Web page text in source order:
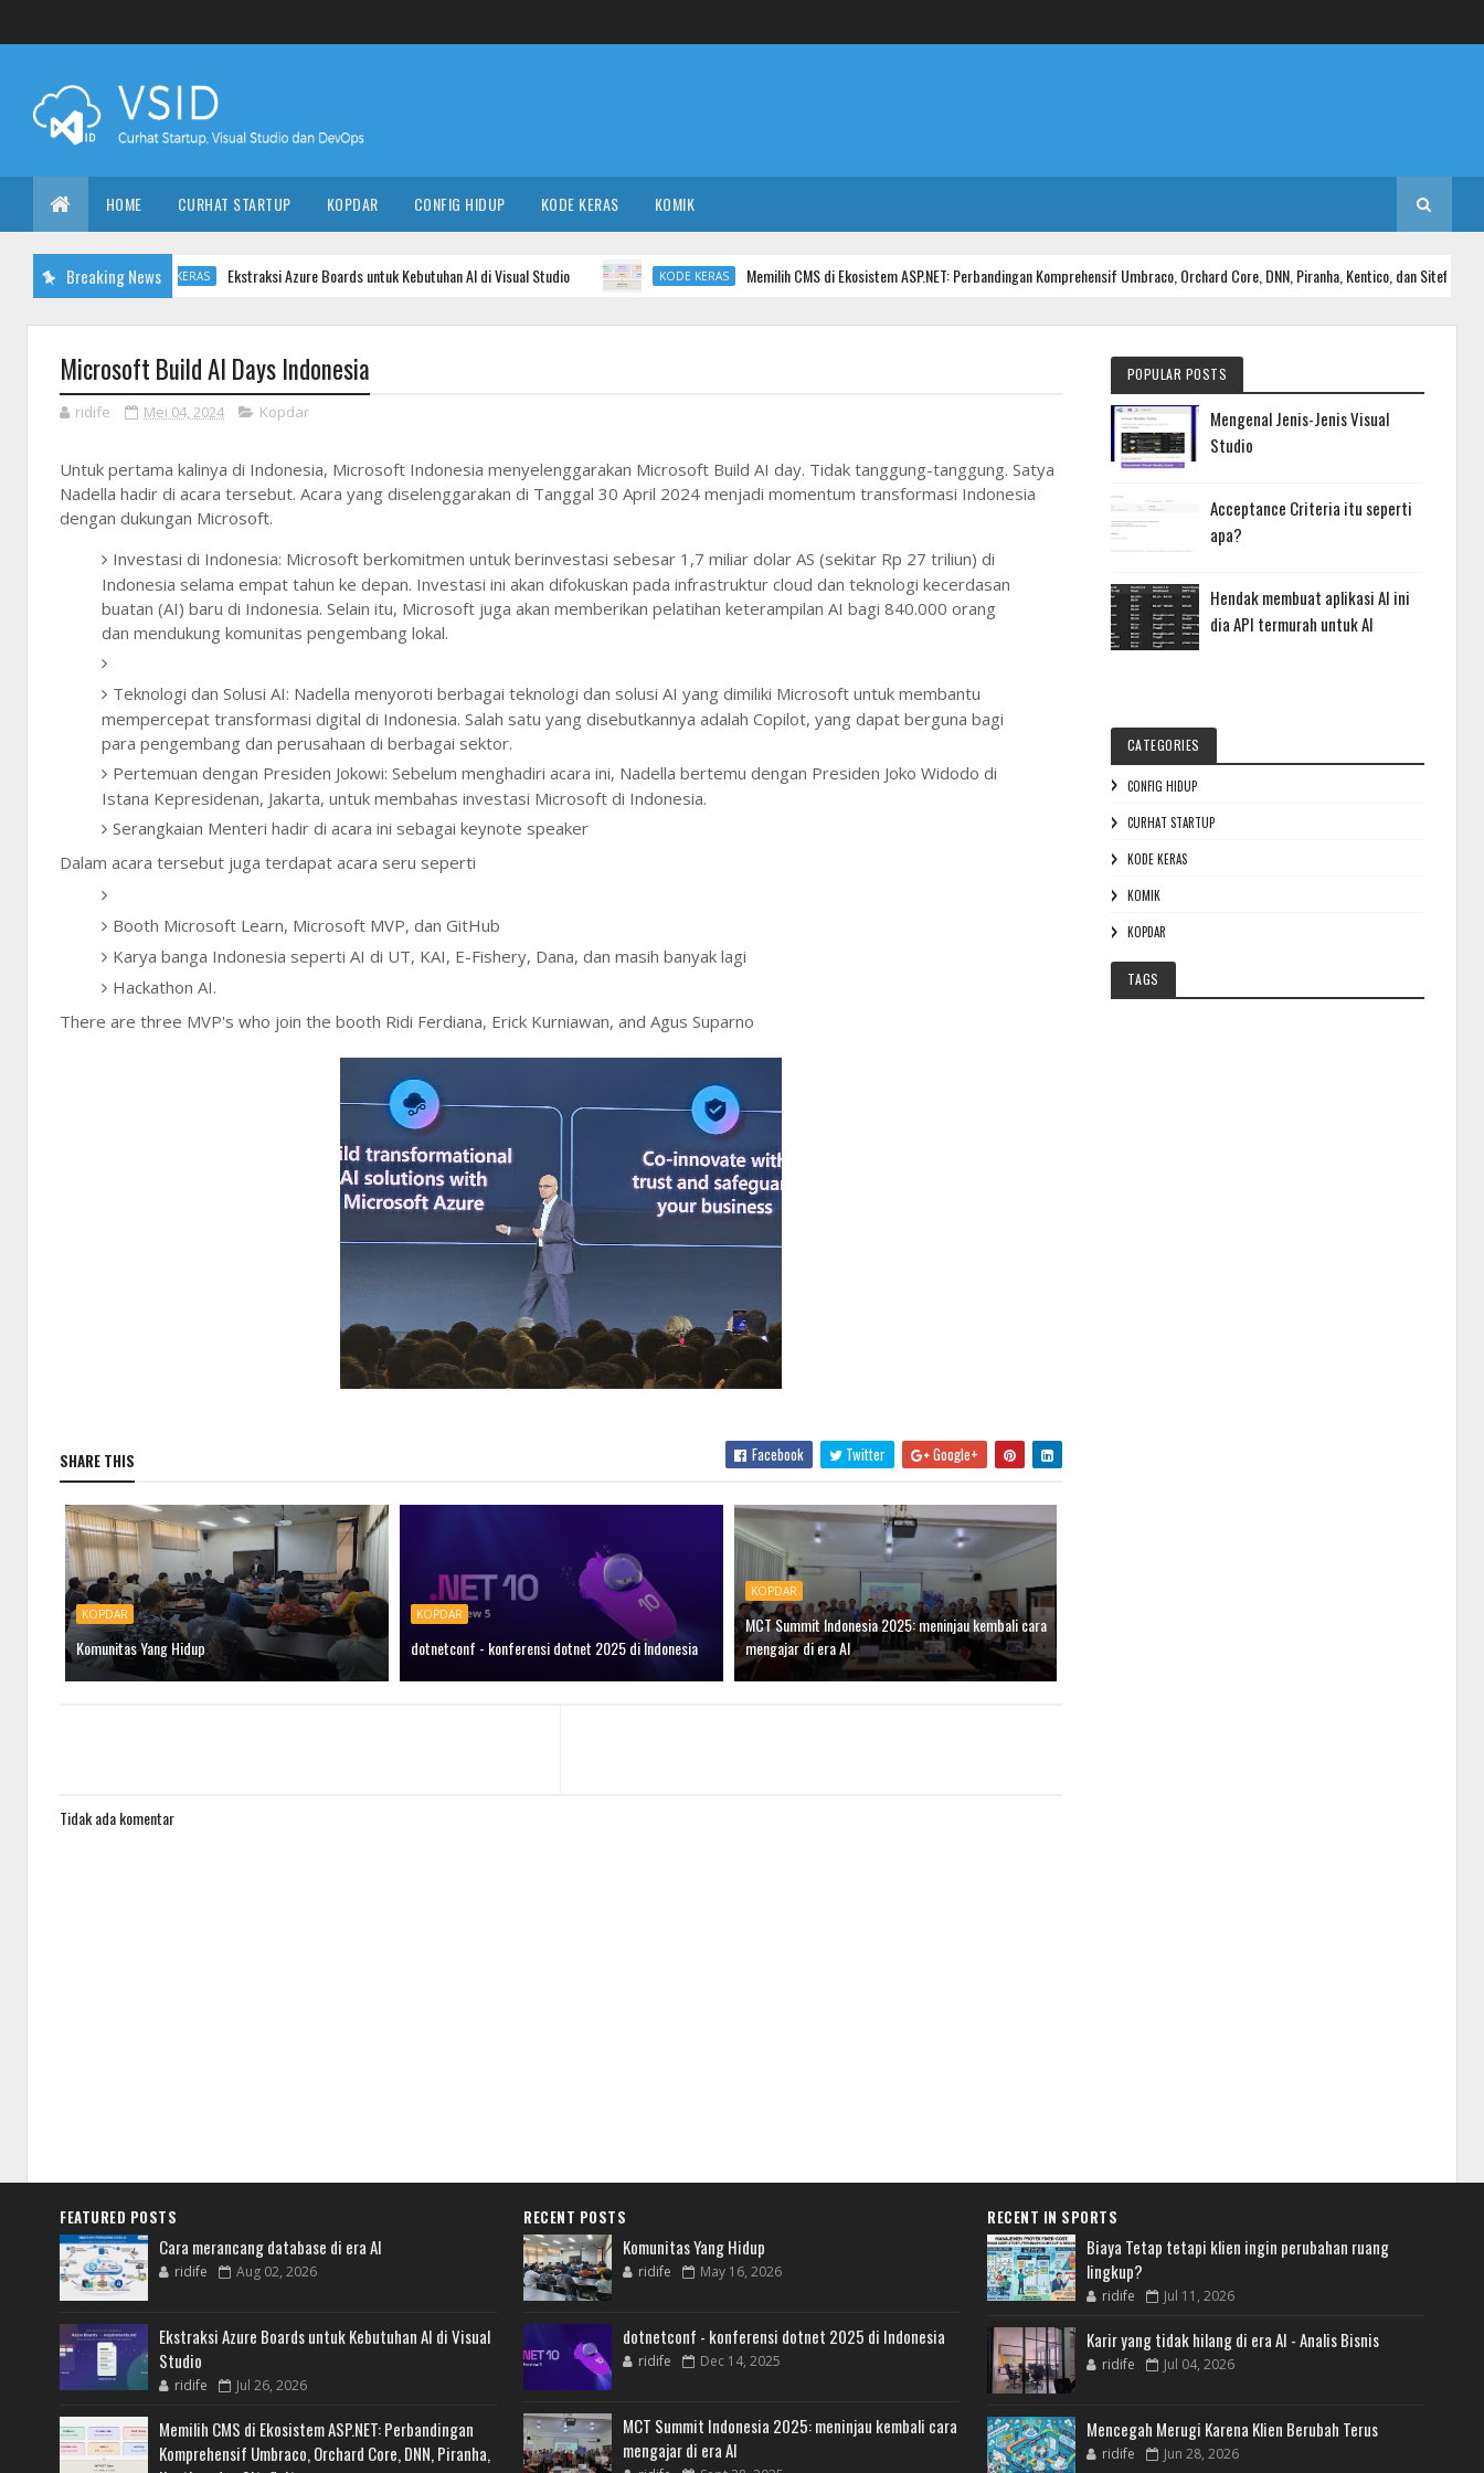
HOME CURHAT STARTUP KOPDAR CONFIG HIDUP KODE KERAS KOMIK
Breaking News
KODE KERAS Ekstraksi Azure Boards untuk Kebutuhan AI di Visual Studio KODE KERAS Memilih CMS di Ekosistem ASP.NET: Perbandingan Komprehensif Umbraco, Orchard Core, DNN, Piranha, Kentico, dan Sitefinity
Microsoft Build AI Days Indonesia
ridife Mei 04, 2024 Kopdar
Untuk pertama kalinya di Indonesia, Microsoft Indonesia menyelenggarakan Microsoft Build AI day. Tidak tanggung-tanggung. Satya
Nadella hadir di acara tersebut. Acara yang diselenggarakan di Tanggal 30 April 2024 menjadi momentum transformasi Indonesia
dengan dukungan Microsoft.
Investasi di Indonesia: Microsoft berkomitmen untuk berinvestasi sebesar 1,7 miliar dolar AS (sekitar Rp 27 triliun) di
Indonesia selama empat tahun ke depan. Investasi ini akan difokuskan pada infrastruktur cloud dan teknologi kecerdasan
buatan (AI) baru di Indonesia. Selain itu, Microsoft juga akan memberikan pelatihan keterampilan AI bagi 840.000 orang
dan mendukung komunitas pengembang lokal.
Teknologi dan Solusi AI: Nadella menyoroti berbagai teknologi dan solusi AI yang dimiliki Microsoft untuk membantu
mempercepat transformasi digital di Indonesia. Salah satu yang disebutkannya adalah Copilot, yang dapat berguna bagi
para pengembang dan perusahaan di berbagai sektor.
Pertemuan dengan Presiden Jokowi: Sebelum menghadiri acara ini, Nadella bertemu dengan Presiden Joko Widodo di
Istana Kepresidenan, Jakarta, untuk membahas investasi Microsoft di Indonesia.
Serangkaian Menteri hadir di acara ini sebagai keynote speaker
Dalam acara tersebut juga terdapat acara seru seperti
Booth Microsoft Learn, Microsoft MVP, dan GitHub
Karya banga Indonesia seperti AI di UT, KAI, E-Fishery, Dana, dan masih banyak lagi
Hackathon AI.
There are three MVP's who join the booth Ridi Ferdiana, Erick Kurniawan, and Agus Suparno
SHARE THIS Facebook Twitter Google+
KOPDAR
Komunitas Yang Hidup
KOPDAR
dotnetconf - konferensi dotnet 2025 di Indonesia
KOPDAR
MCT Summit Indonesia 2025: meninjau kembali cara
mengajar di era AI
Tidak ada komentar
POPULAR POSTS
Mengenal Jenis-Jenis Visual
Studio
Acceptance Criteria itu seperti
apa?
Hendak membuat aplikasi AI ini
dia API termurah untuk AI
CATEGORIES
CONFIG HIDUP
CURHAT STARTUP
KODE KERAS
KOMIK
KOPDAR
TAGS
FEATURED POSTS
Cara merancang database di era AI
ridife Aug 02, 2026
Ekstraksi Azure Boards untuk Kebutuhan AI di Visual
Studio
ridife Jul 26, 2026
Memilih CMS di Ekosistem ASP.NET: Perbandingan
Komprehensif Umbraco, Orchard Core, DNN, Piranha,
RECENT POSTS
Komunitas Yang Hidup
ridife May 16, 2026
dotnetconf - konferensi dotnet 2025 di Indonesia
ridife Dec 14, 2025
MCT Summit Indonesia 2025: meninjau kembali cara
mengajar di era AI
RECENT IN SPORTS
Biaya Tetap tetapi klien ingin perubahan ruang
lingkup?
ridife Jul 11, 2026
Karir yang tidak hilang di era AI - Analis Bisnis
ridife Jul 04, 2026
Mencegah Merugi Karena Klien Berubah Terus
ridife Jun 28, 2026